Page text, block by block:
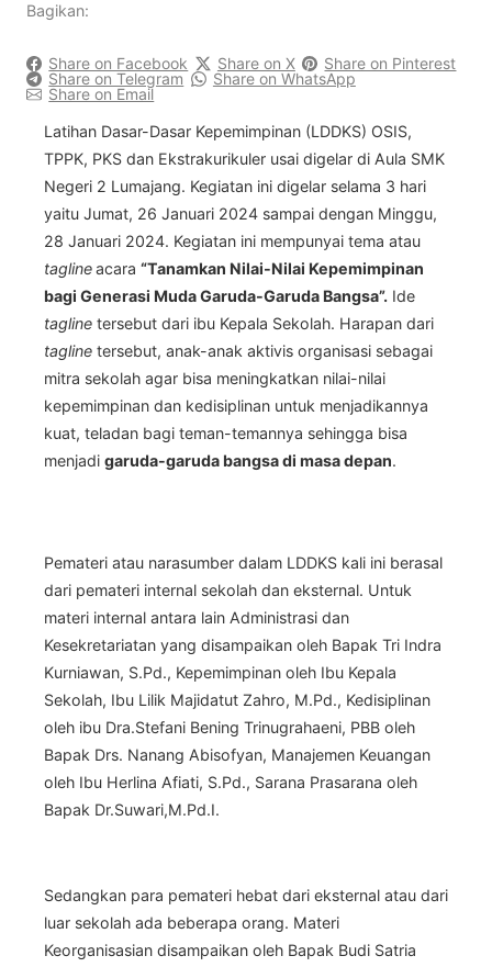
Bagikan:
Share on Facebook Share on X
Share on Pinterest
Share on Telegram
Share on WhatsApp
Share on Email
Latihan Dasar-Dasar Kepemimpinan (LDDKS) OSIS,
TPPK, PKS dan Ekstrakurikuler usai digelar di Aula SMK
Negeri 2 Lumajang. Kegiatan ini digelar selama 3 hari
yaitu Jumat, 26 Januari 2024 sampai dengan Minggu,
28 Januari 2024. Kegiatan ini mempunyai tema atau
taglineacara “Tanamkan Nilai-Nilai Kepemimpinan
bagi Generasi Muda Garuda-Garuda Bangsa”. Ide
tagline tersebut dari ibu Kepala Sekolah. Harapan dari
tagline tersebut, anak-anak aktivis organisasi sebagai
mitra sekolah agar bisa meningkatkan nilai-nilai
kepemimpinan dan kedisiplinan untuk menjadikannya
kuat, teladan bagi teman-temannya sehingga bisa
menjadi garuda-garuda bangsa di masa depan.
Pemateri atau narasumber dalam LDDKS kali ini berasal
dari pemateri internal sekolah dan eksternal. Untuk
materi internal antara lain Administrasi dan
Kesekretariatan yang disampaikan oleh Bapak Tri Indra
Kurniawan, S.Pd., Kepemimpinan oleh Ibu Kepala
Sekolah, Ibu Lilik Majidatut Zahro, M.Pd., Kedisiplinan
oleh ibu Dra.Stefani Bening Trinugrahaeni, PBB oleh
Bapak Drs. Nanang Abisofyan, Manajemen Keuangan
oleh Ibu Herlina Afiati, S.Pd., Sarana Prasarana oleh
Bapak Dr.Suwari,M.Pd.I.
Sedangkan para pemateri hebat dari eksternal atau dari
luar sekolah ada beberapa orang. Materi
Keorganisasian disampaikan oleh Bapak Budi Satria